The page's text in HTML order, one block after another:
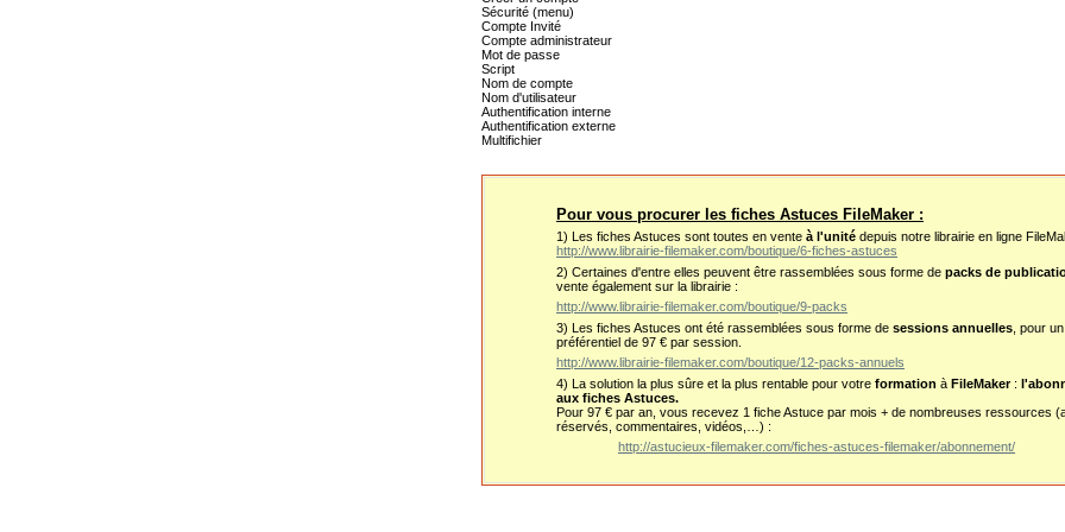
Sécurité (menu)
Compte Invité
Compte administrateur
Mot de passe
Script
Nom de compte
Nom d'utilisateur
Authentification interne
Authentification externe
Multifichier
Pour vous procurer les fiches Astuces FileMaker :
1) Les fiches Astuces sont toutes en vente à l'unité depuis notre librairie en ligne
http://www.librairie-filemaker.com/boutique/6-fiches-astuces
2) Certaines d'entre elles peuvent être rassemblées sous forme de packs de
vente également sur la librairie :
http://www.librairie-filemaker.com/boutique/9-packs
3) Les fiches Astuces ont été rassemblées sous forme de sessions annuelles , pour
préférentiel de 97 € par session.
http://www.librairie-filemaker.com/boutique/12-packs-annuels
4) La solution la plus sûre et la plus rentable pour votre formation à FileMaker:
aux fiches Astuces.
Pour 97 € par an, vous recevez 1 fiche Astuce par mois + de nombreuses ressources
réservés, commentaires, vidéos,…) :
http://astucieux-filemaker.com/fiches-astuces-filemaker/abonnement/